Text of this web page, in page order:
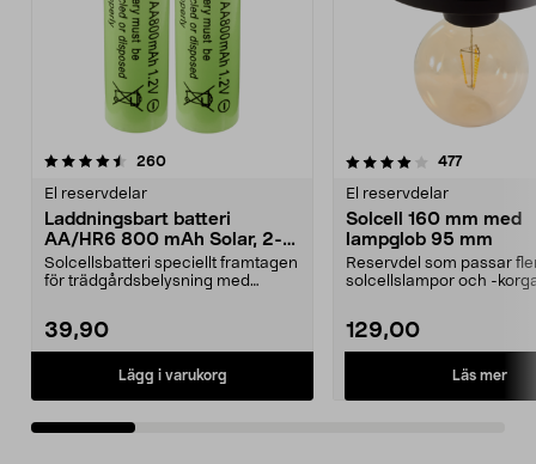
260recensioner
El reservdelar
Laddningsbart batteri
AA/HR6 800 mAh Solar, 2-
pack
Solcellsbatteri speciellt framtagen
för trädgårdsbelysning med
39,90
Lägg i varukorg
4.0 av 5 stjärnor 477
El reservdelar
Solcell 160 mm med
lampglob 95 mm
Reservdel som passar
solcellslampor och -
129,00
Läs mer
4.5 av 5 stjärnor